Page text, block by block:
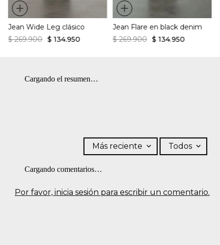
+
Jean Wide Leg clásico
$ 269.900 $ 134.950
+
Jean Flare en black denim
$ 269.900 $ 134.950
Cargando el resumen…
Por favor, inicia sesión para escribir un comentario.
Más reciente Todos
Cargando comentarios…